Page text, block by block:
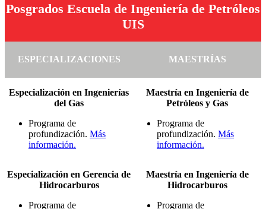
Posgrados Escuela de Ingeniería de Petróleos
UIS
ESPECIALIZACIONES MAESTRÍAS
Especialización en Ingenierías
del Gas
Programa de
profundización. Más
información.
Maestría en Ingeniería de
Petróleos y Gas
Programa de
profundización. Más
información.
Especialización en Gerencia de
Hidrocarburos
Programa de
Maestría en Ingeniería de
Hidrocarburos
Programa de